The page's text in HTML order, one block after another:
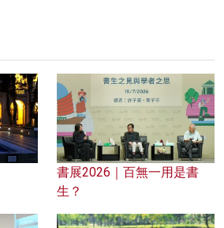
書展2026｜百無一用是書
生？